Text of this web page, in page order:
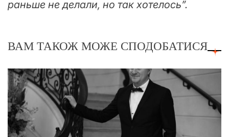
раньше не делали, но так хотелось”.
ВАМ ТАКОЖ МОЖЕ СПОДОБАТИСЯ